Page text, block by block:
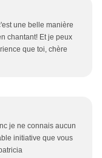
une belle manière
chantant! Et je peux
que toi, chère
je ne connais aucun
initiative que vous